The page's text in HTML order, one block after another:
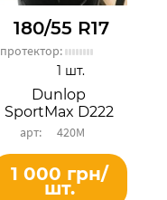
180/55 R17
протектор:
Dunlop
SportMax D222
420М
1 шт.
1 000 грн/
шт.